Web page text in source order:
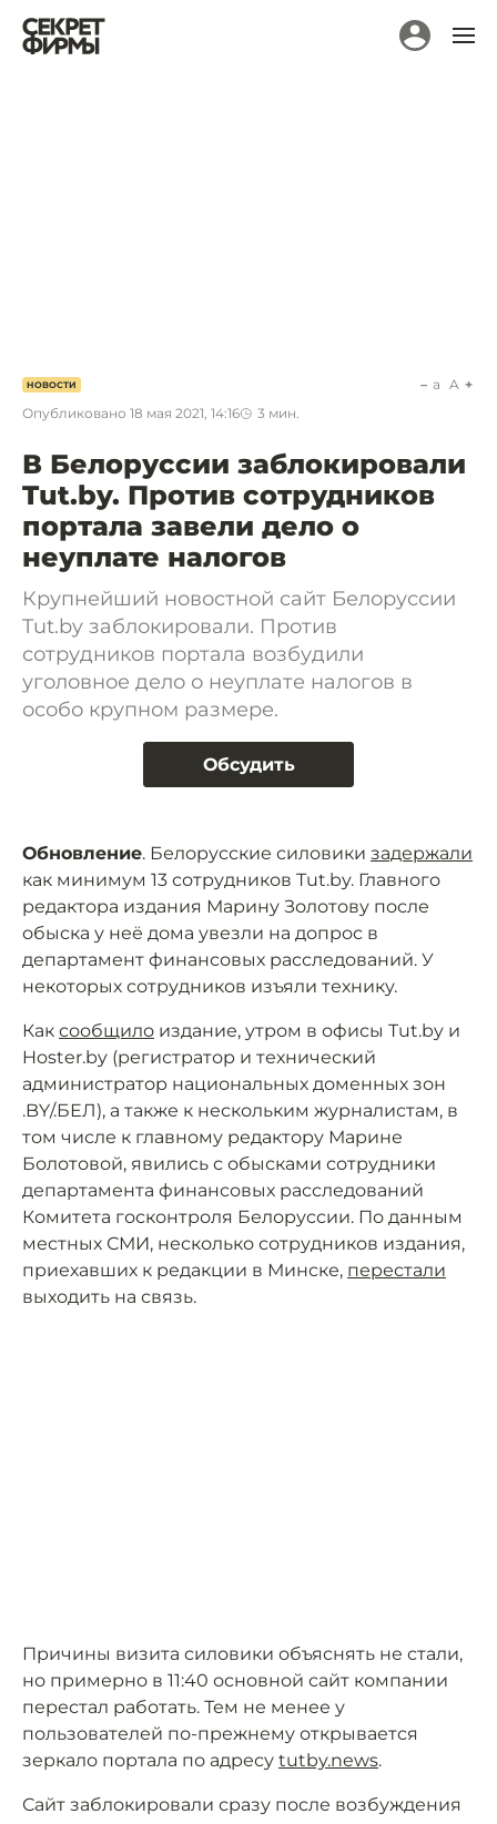
НОВОСТИ
Опубликовано 18 мая 2021, 14:16 3 мин.
a A
В Белоруссии заблокировали
Tut.by. Против сотрудников
портала завели дело о
неуплате налогов
Крупнейший новостной сайт Белоруссии
Tut.by заблокировали. Против
сотрудников портала возбудили
уголовное дело о неуплате налогов в
особо крупном размере.
Обсудить
Обновление. Белорусские силовики задержали
как минимум 13 сотрудников Tut.by. Главного
редактора издания Марину Золотову после
обыска у неё дома увезли на допрос в
департамент финансовых расследований. У
некоторых сотрудников изъяли технику.
Как сообщило издание, утром в офисы Tut.by и
Hoster.by (регистратор и технический
администратор национальных доменных зон
.BY/.БЕЛ), а также к нескольким журналистам, в
том числе к главному редактору Марине
Болотовой, явились с обысками сотрудники
департамента финансовых расследований
Комитета госконтроля Белоруссии. По данным
местных СМИ, несколько сотрудников издания,
приехавших к редакции в Минске, перестали
выходить на связь.
Причины визита силовики объяснять не стали,
но примерно в 11:40 основной сайт компании
перестал работать. Тем не менее у
пользователей по-прежнему открывается
зеркало портала по адресу tutby.news.
Сайт заблокировали сразу после возбуждения